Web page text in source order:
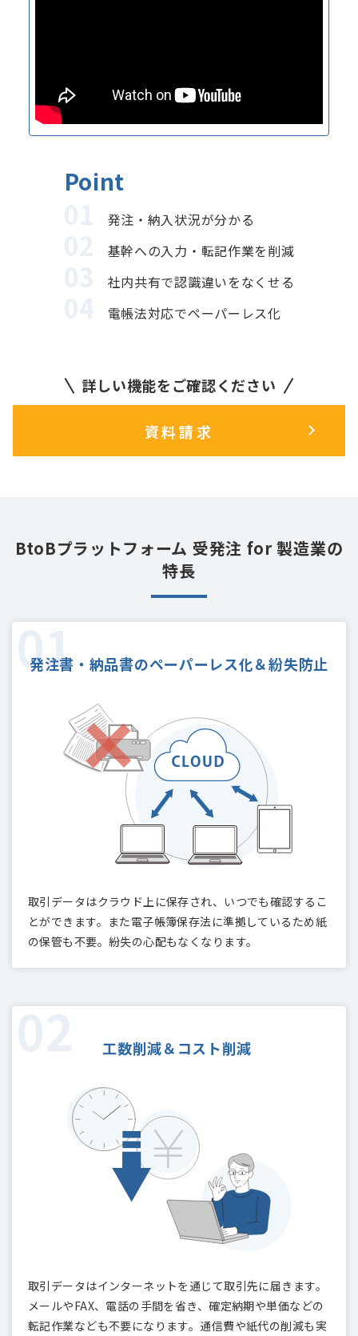
Point
発注・納入状況が分かる
基幹への入力・転記作業を削減
社内共有で認識違いをなくせる
電帳法対応でペーパーレス化
詳しい機能をご確認ください
資料請求
BtoBプラットフォーム 受発注 for 製造業の
特長
発注書・納品書のペーパーレス化＆紛失防止
取引データはクラウド上に保存され、いつでも確認するこ
とができます。また電子帳簿保存法に準拠しているため紙
の保管も不要。紛失の心配もなくなります。
工数削減＆コスト削減
取引データはインターネットを通じて取引先に届きます。
メールやFAX、電話の手間を省き、確定納期や単価などの
転記作業なども不要になります。通信費や紙代の削減も実